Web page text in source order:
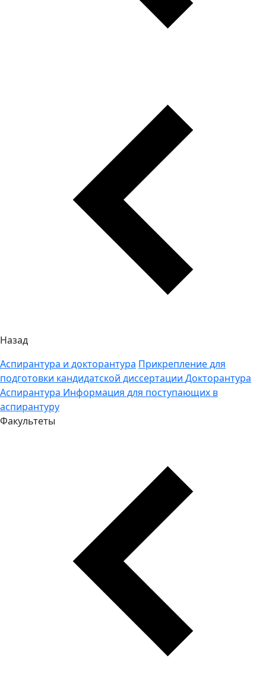
Назад
Аспирантура и докторантура Прикрепление для
подготовки кандидатской диссертации Докторантура
Аспирантура Информация для поступающих в
аспирантуру
Факультеты